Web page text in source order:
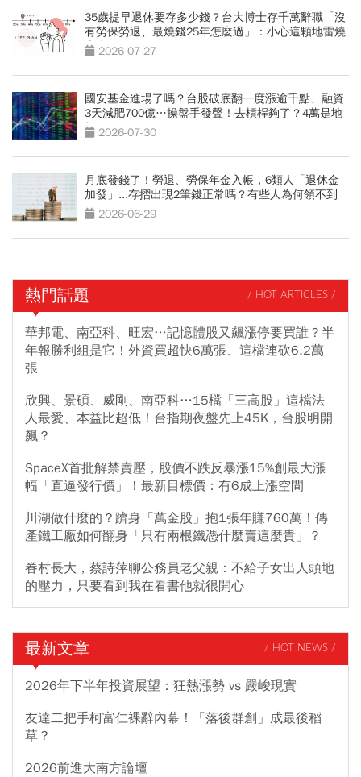
35歲提早退休要存多少錢？台大博士存千萬辭職「沒
有勞保勞退、最燒錢25年怎麼過」：小心這顆地雷燒
光存款
2026-07-27
國安基金進場了嗎？台股破底翻一度漲逾千點、融資
3天減肥700億…操盤手發聲！去槓桿夠了？4萬是地
板？2026-07-30
月底發錢了！勞退、勞保年金入帳，6類人「退休金
加發」...存摺出現2筆錢正常嗎？有些人為何領不到
2026-06-29
熱門話題 / HOT ARTICLES /
華邦電、南亞科、旺宏…記憶體股又飆漲停要買誰？半
年報勝利組是它！外資買超快6萬張、這檔連砍6.2萬
張
欣興、景碩、威剛、南亞科…15檔「三高股」這檔法
人最愛、本益比超低！台指期夜盤先上45K，台股明開
飆？
SpaceX首批解禁賣壓，股價不跌反暴漲15%創最大漲
幅「直逼發行價」！最新目標價：有6成上漲空間
川湖做什麼的？躋身「萬金股」抱1張年賺760萬！傳
產鐵工廠如何翻身「只有兩根鐵憑什麼賣這麼貴」？
眷村長大，蔡詩萍聊公務員老父親：不給子女出人頭地
的壓力，只要看到我在看書他就很開心
最新文章 / HOT NEWS /
2026年下半年投資展望：狂熱漲勢 vs 嚴峻現實
友達二把手柯富仁裸辭內幕！「落後群創」成最後稻
草？
2026前進大南方論壇